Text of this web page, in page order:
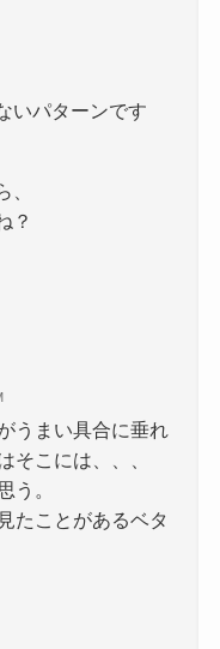
いパターンです
、
？
うまい具合に垂れ
そこには、、、
う。
たことがあるベタ